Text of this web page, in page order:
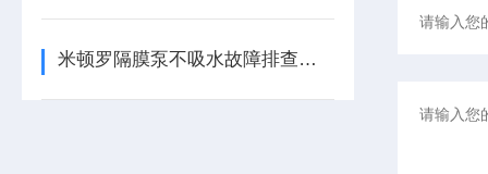
米顿罗隔膜泵不吸水故障排查与解决方案